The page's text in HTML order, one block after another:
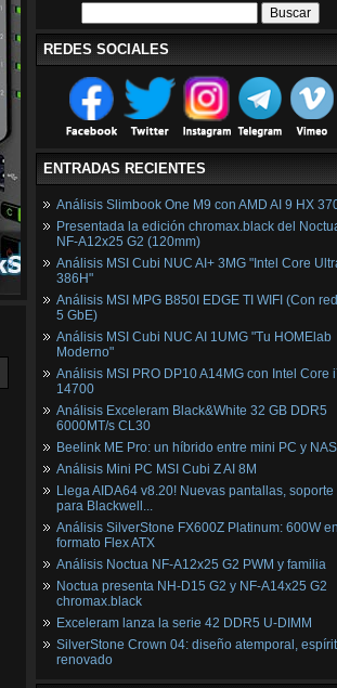
8
REDES SOCIALES
ENTRADAS RECIENTES
Análisis Slimbook One M9 con AMD AI 9 HX
Presentada la edición chromax.black del
NF‑A12x25 G2 (120mm)
Análisis MSI Cubi NUC AI+ 3MG "Intel Core
386H"
Análisis MSI MPG B850I EDGE TI WIFI (Con
5 GbE)
Análisis MSI Cubi NUC AI 1UMG "Tu HOMElab
Moderno"
Análisis MSI PRO DP10 A14MG con Intel Core
14700
Análisis Exceleram Black&White 32 GB DDR5
6000MT/s CL30
Beelink ME Pro: un híbrido entre mini PC y NAS
Análisis Mini PC MSI Cubi Z AI 8M
Llega AIDA64 v8.20! Nuevas pantallas, soporte
para Blackwell...
Análisis SilverStone FX600Z Platinum: 600W
formato Flex ATX
Análisis Noctua NF-A12x25 G2 PWM y familia
Noctua presenta NH-D15 G2 y NF-A14x25 G2
chromax.black
Exceleram lanza la serie 42 DDR5 U-DIMM
SilverStone Crown 04: diseño atemporal,
renovado